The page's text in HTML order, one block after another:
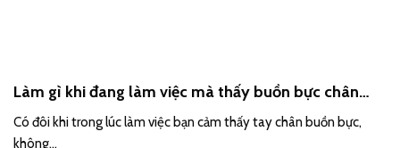
Làm gì khi đang làm việc mà thấy buồn bực chân
tay?
Có đôi khi trong lúc làm việc bạn cảm thấy tay chân buồn bực,
không...